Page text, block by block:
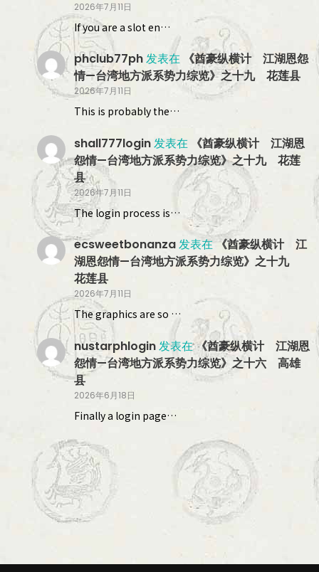
2026年7月11日
If you are a slot en…
phclub77ph发表在 《酋豪纵横计 江湖恩怨
情—台湾地方派系势力综览》之十九 花莲县
2026年7月11日
This is probably the…
shall777login发表在 《酋豪纵横计 江湖恩
怨情—台湾地方派系势力综览》之十九 花莲
县
2026年7月11日
The login process is…
ecsweetbonanza发表在 《酋豪纵横计 江
湖恩怨情—台湾地方派系势力综览》之十九
花莲县
2026年7月11日
The graphics are so …
nustarphlogin发表在《酋豪纵横计 江湖恩
怨情—台湾地方派系势力综览》之十六 高雄
县
2026年6月18日
Finally a login page…